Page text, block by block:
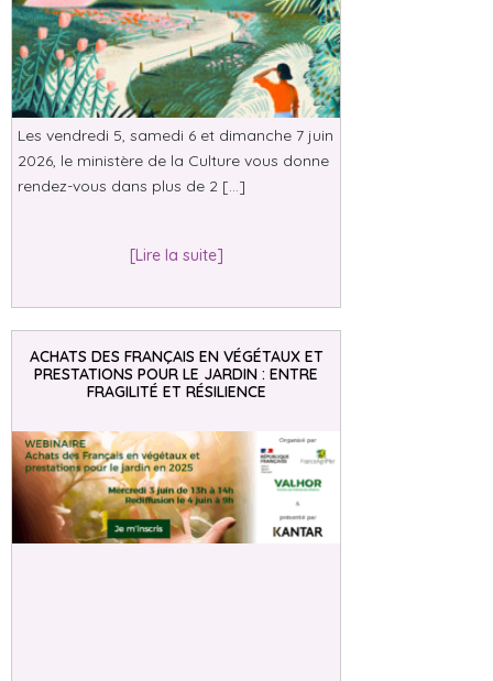
Les vendredi 5, samedi 6 et dimanche 7 juin
2026, le ministère de la Culture vous donne
rendez-vous dans plus de 2 […]
[Lire la suite]
ACHATS DES FRANÇAIS EN VÉGÉTAUX ET
PRESTATIONS POUR LE JARDIN : ENTRE
FRAGILITÉ ET RÉSILIENCE